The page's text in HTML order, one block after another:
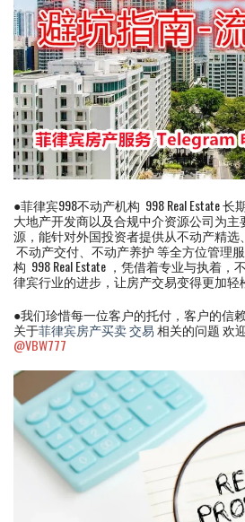
●菲律宾998不动产机构 998 Real Estate
大地产开发商以及合规中介资源公司为
源，能针对外国投资者提供从不动产精
不动产交付、不动产养护 等全方位管理
构 998 Real Estate ，凭借着专业与执着
律宾行业的进步，让房产交易变得更加轻
●我们珍惜每一位客户的托付，客户的信
关于菲律宾房产买卖 交易相关的问题 欢
@VBW777